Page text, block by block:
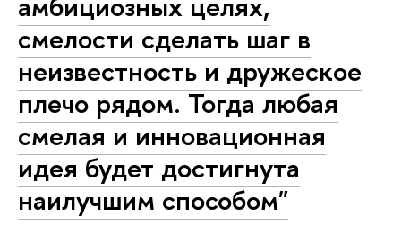
смелости сделать шаг в
неизвестность и дружеское
плечо рядом. Тогда любая
смелая и инновационная
идея будет достигнута
наилучшим способом"